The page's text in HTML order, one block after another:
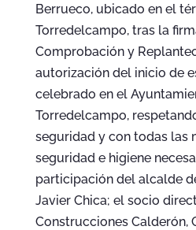
Berrueco, ubicado en el
Torredelcampo, tras la
Comprobación y
autorización del inicio de
celebrado en el
Torredelcampo,
seguridad y con todas las
seguridad e higiene
participación del alcalde
Javier Chica; el socio
Construcciones Calderón,